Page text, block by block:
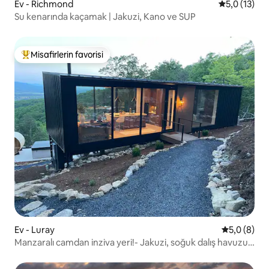
Ev - Richmond 55,0 (13)
Su kenarında kaçamak | Jakuzi, Kano ve SUP
Misafirlerin favorilerinden en beğenilenler arasında
Misafirlerin favorisi
Ev - Luray 55,0 (8)
Manzaralı camdan inziva yeri!- Jakuzi, soğuk dalış havuzu,